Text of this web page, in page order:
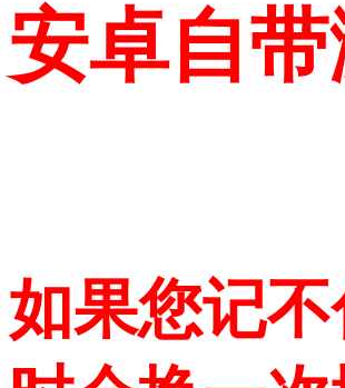
安卓自
如果您记